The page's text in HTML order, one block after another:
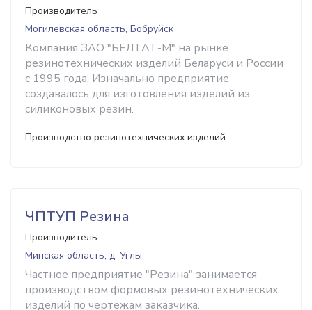
Производитель
Могилевская область, Бобруйск
Компания ЗАО "БЕЛТАТ-М" на рынке
резинотехнических изделий Беларуси и России
с 1995 года. Изначально предприятие
создавалось для изготовления изделий из
силиконовых резин.
Производство резинотехнических изделий
ЧПТУП Резина
Производитель
Минская область, д. Углы
Частное предприятие "Резина" занимается
производством формовых резинотехнических
изделий по чертежам заказчика.